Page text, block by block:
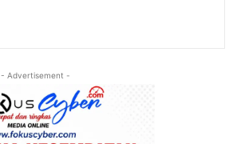
- Advertisement -